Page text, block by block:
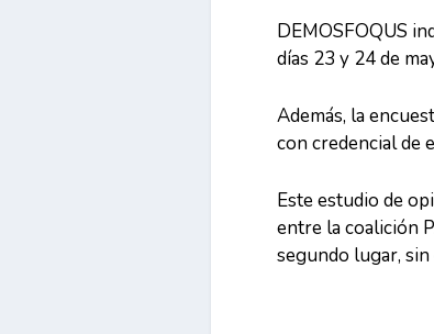
DEMOSFOQUS
días 23 y 24 de
Además, la
con credencial de
Este estudio de
entre la coalición
segundo lugar,